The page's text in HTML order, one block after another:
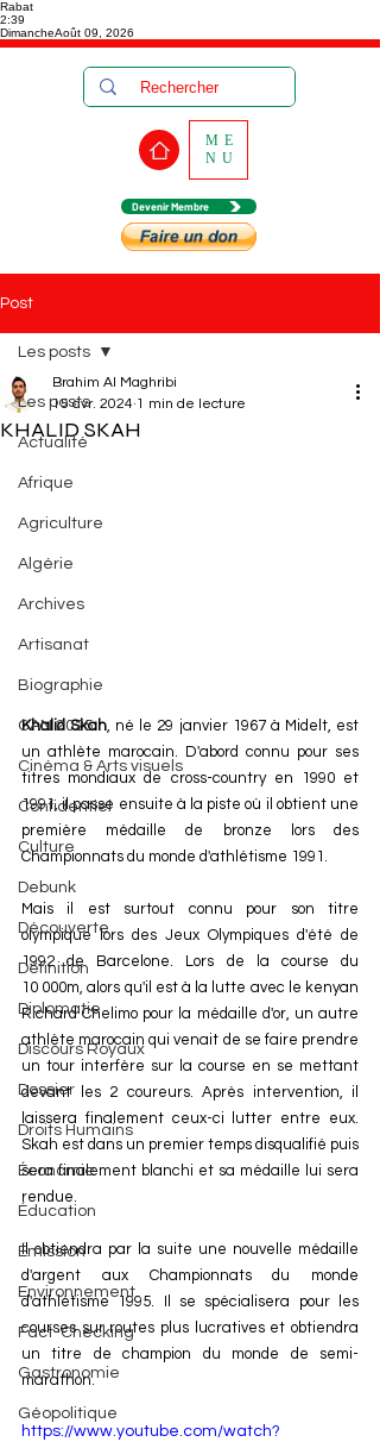
Rabat
2:39
DimancheAoût 09, 2026
Devenir Membre
ME
NU
Post
Les posts
Actualité
Afrique
Agriculture
Algérie
Archives
Artisanat
Biographie
CAN 2025
Cinéma & Arts visuels
Confidentiel
Culture
Debunk
Découverte
Définition
Diplomatie
Discours Royaux
Dossier
Droits Humains
Économie
Éducation
Émission
Environnement
Fact-Checking
Gastronomie
Géopolitique
Les posts
KHALID SKAH
Brahim Al Maghribi
15 avr. 2024 1 min de lecture
Khalid Skah, né le 29 janvier 1967 à Midelt, est
un athlète marocain. D'abord connu pour ses
titres mondiaux de cross-country en 1990 et
1991, il passe ensuite à la piste où il obtient une
première médaille de bronze lors des
Championnats du monde d'athlétisme 1991.
Mais il est surtout connu pour son titre
olympique lors des Jeux Olympiques d'été de
1992 de Barcelone. Lors de la course du
10 000m, alors qu'il est à la lutte avec le kenyan
Richard Chelimo pour la médaille d'or, un autre
athlète marocain qui venait de se faire prendre
un tour interfère sur la course en se mettant
devant les 2 coureurs. Après intervention, il
laissera finalement ceux-ci lutter entre eux.
Skah est dans un premier temps disqualifié puis
sera finalement blanchi et sa médaille lui sera
rendue.
Il obtiendra par la suite une nouvelle médaille
d'argent aux Championnats du monde
d'athlétisme 1995. Il se spécialisera pour les
courses sur routes plus lucratives et obtiendra
un titre de champion du monde de semi-
marathon.
https://www.youtube.com/watch?